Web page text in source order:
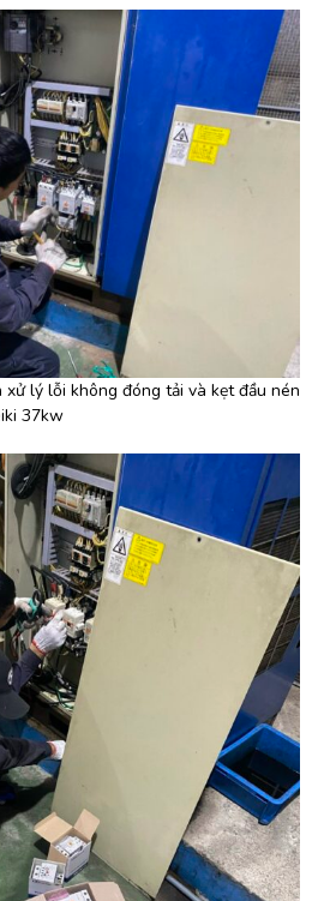
lý lỗi không đóng tải và kẹt đầu nén
37kw